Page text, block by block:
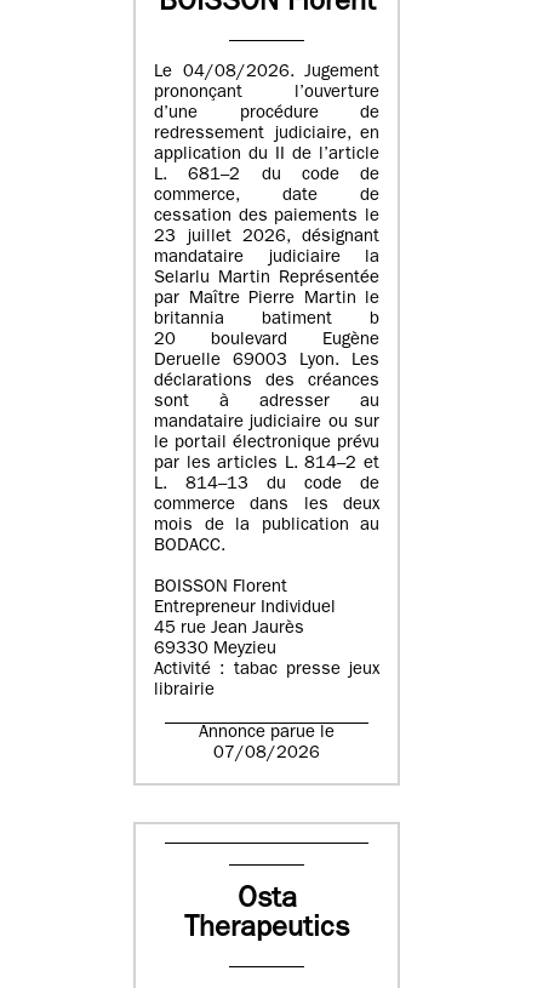
Le 04/08/2026. Jugement
prononçant l’ouverture
d’une procédure de
redressement judiciaire, en
application du II de l’article
L. 681–2 du code de
commerce, date de
cessation des paiements le
23 juillet 2026, désignant
mandataire judiciaire la
Selarlu Martin Représentée
par Maître Pierre Martin le
britannia batiment b
20 boulevard Eugène
Deruelle 69003 Lyon. Les
déclarations des créances
sont à adresser au
mandataire judiciaire ou sur
le portail électronique prévu
par les articles L. 814–2 et
L. 814–13 du code de
commerce dans les deux
mois de la publication au
BODACC.
BOISSON Florent
Entrepreneur Individuel
45 rue Jean Jaurès
69330 Meyzieu
Activité : tabac presse jeux
librairie
Annonce parue le
07/08/2026
Osta
Therapeutics